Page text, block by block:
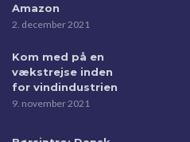
Amazon
2. december 2021
Kom med på en
vækstrejse inden
for vindindustrien
9. november 2021